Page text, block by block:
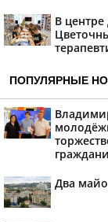
В центре
ПОПУЛЯРНЫЕ
Два